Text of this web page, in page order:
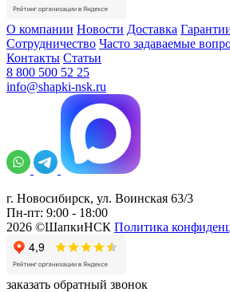
О компании Новости Доставка
Сотрудничество Часто задаваемые
Контакты Статьи
8 800 500 52 25
info@shapki-nsk.ru
г. Новосибирск, ул. Воинская 63/3
Пн-пт: 9:00 - 18:00
2026 ©ШапкиНСК Политика
заказать обратный звонок